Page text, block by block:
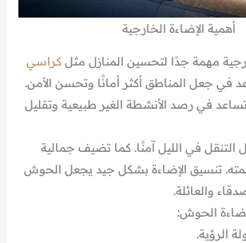
أهمية الإضاءة الخارجية
مهمة جدًا لتحسين المنازل مثلكراسي
في جعل المناطق أكثر أمانًا وتحسن الأمن.
في رصد الأنشطة الغير طبيعية وتقليل
التنقل في الليل آمنًا. كما تضيف جمالية
تنسيق الإضاءة بشكل جيد يجعل الحوش
والعائلة.
الحوش:
الرؤية.